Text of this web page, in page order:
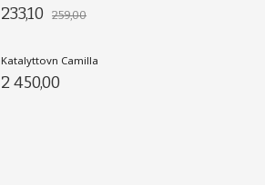
233,10 259,00
Katalyttovn Camilla
2 450,00